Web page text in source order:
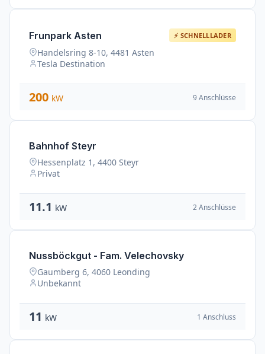
Frunpark Asten ⚡ SCHNELLLADER
Handelsring 8-10, 4481 Asten
Tesla Destination
200 kW 9 Anschlüsse
Bahnhof Steyr
Hessenplatz 1, 4400 Steyr
Privat
11.1 kW 2 Anschlüsse
Nussböckgut - Fam. Velechovsky
Gaumberg 6, 4060 Leonding
Unbekannt
11 kW 1 Anschluss